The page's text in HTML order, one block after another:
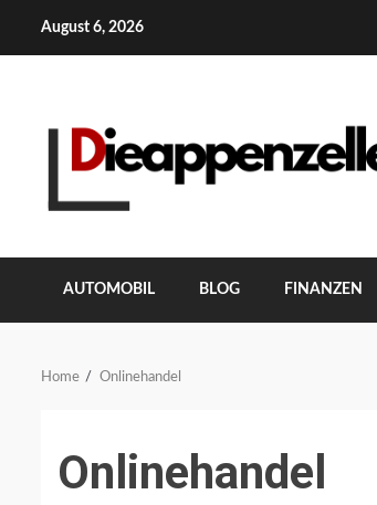
August 6, 2026
AUTOMOBIL BLOG FINANZEN
Home Onlinehandel
Onlinehandel